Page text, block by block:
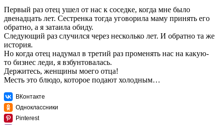
Первый раз отец ушел от нас к соседке, когда мне было
двенадцать лет. Сестренка тогда уговорила маму принять его
обратно, а я затаила обиду.
Следующий раз случился через несколько лет. И обратно та же
история.
Но когда отец надумал в третий раз променять нас на какую-
то бизнес леди, я взбунтовалась.
Держитесь, женщины моего отца!
Месть это блюдо, которое подают холодным…
ВКонтакте
Одноклассники
Pinterest